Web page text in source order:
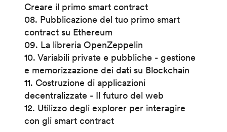
Creare il primo smart contract
08. Pubblicazione del tuo primo smart
contract su Ethereum
09. La libreria OpenZeppelin
10. Variabili private e pubbliche - gestione
e memorizzazione dei dati su Blockchain
11. Costruzione di applicazioni
decentralizzate - Il futuro del web
12. Utilizzo degli explorer per interagire
con gli smart contract